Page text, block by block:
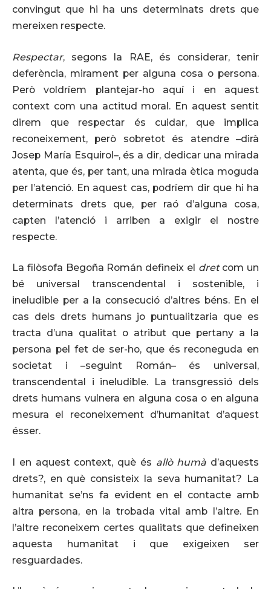
convingut que hi ha uns determinats drets que
mereixen respecte.
Respectar, segons la RAE, és considerar, tenir
deferència, mirament per alguna cosa o persona.
Però voldríem plantejar-ho aquí i en aquest
context com una actitud moral. En aquest sentit
direm que respectar és cuidar, que implica
reconeixement, però sobretot és atendre –dirà
Josep María Esquirol–, és a dir, dedicar una mirada
atenta, que és, per tant, una mirada ètica moguda
per l’atenció. En aquest cas, podríem dir que hi ha
determinats drets que, per raó d’alguna cosa,
capten l’atenció i arriben a exigir el nostre
respecte.
La filòsofa Begoña Román defineix el dretcom un
bé universal transcendental i sostenible, i
ineludible per a la consecució d’altres béns. En el
cas dels drets humans jo puntualitzaria que es
tracta d’una qualitat o atribut que pertany a la
persona pel fet de ser-ho, que és reconeguda en
societat i –seguint Román– és universal,
transcendental i ineludible. La transgressió dels
drets humans vulnera en alguna cosa o en alguna
mesura el reconeixement d’humanitat d’aquest
ésser.
I en aquest context, què és allò humà d’aquests
drets?, en què consisteix la seva humanitat? La
humanitat se’ns fa evident en el contacte amb
altra persona, en la trobada vital amb l’altre. En
l’altre reconeixem certes qualitats que defineixen
aquesta humanitat i que exigeixen ser
resguardades.